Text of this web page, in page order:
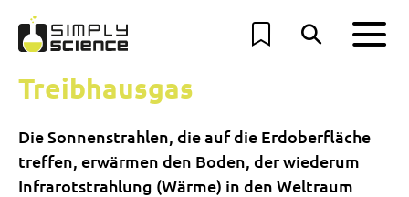
Treibhausgas
Die Sonnenstrahlen, die auf die Erdoberfläche
treffen, erwärmen den Boden, der wiederum
Infrarotstrahlung (Wärme) in den Weltraum